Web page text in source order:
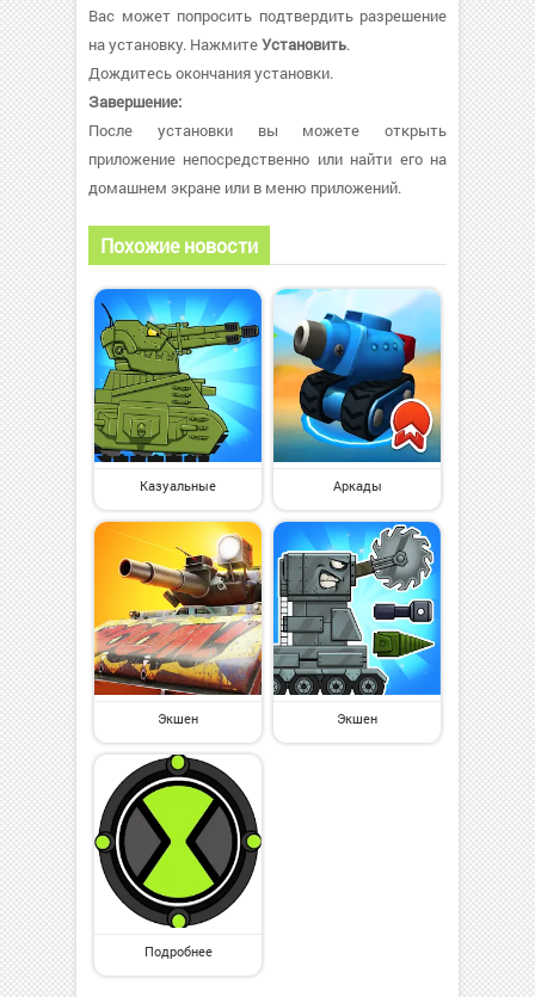
Вас может попросить подтвердить разрешение
на установку. НажмитеУстановить.
Дождитесь окончания установки.
Завершение:
После установки вы можете открыть
приложение непосредственно или найти его на
домашнем экране или в меню приложений.
Похожие новости
Казуальные Аркады
Экшен Экшен
Подробнее